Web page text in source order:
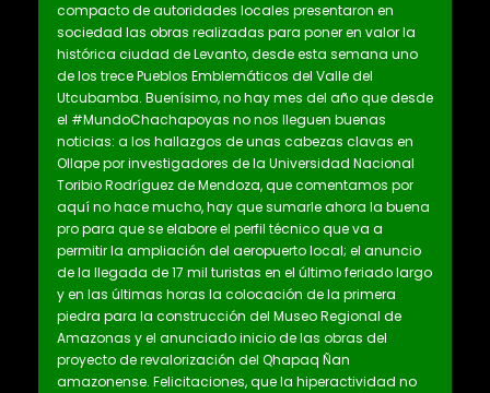
compacto de autoridades locales presentaron en
sociedad las obras realizadas para poner en valor la
histórica ciudad de Levanto, desde esta semana uno
de los trece Pueblos Emblemáticos del Valle del
Utcubamba. Buenísimo, no hay mes del año que desde
el #MundoChachapoyas no nos lleguen buenas
noticias: a los hallazgos de unas cabezas clavas en
Ollape por investigadores de la Universidad Nacional
Toribio Rodríguez de Mendoza, que comentamos por
aquí no hace mucho, hay que sumarle ahora la buena
pro para que se elabore el perfil técnico que va a
permitir la ampliación del aeropuerto local; el anuncio
de la llegada de 17 mil turistas en el último feriado largo
y en las últimas horas la colocación de la primera
piedra para la construcción del Museo Regional de
Amazonas y el anunciado inicio de las obras del
proyecto de revalorización del Qhapaq Ñan
amazonense. Felicitaciones, que la hiperactividad no